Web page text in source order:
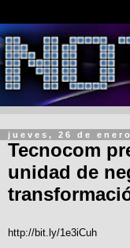
jueves, 26 de
Tecnocom
unidad de
http://bit.ly/1e3iCuh